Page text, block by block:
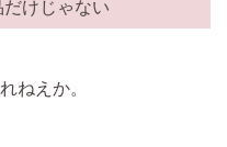
けじゃない
ねえか。